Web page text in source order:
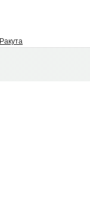
Ракута